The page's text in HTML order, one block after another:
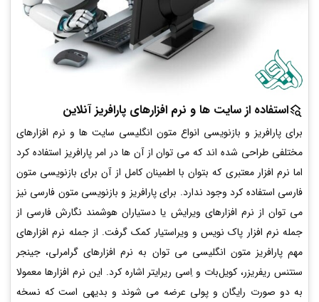
استفاده از سایت ها و نرم افزارهای پارافریز آنلاین
برای پارافریز و بازنویسی انواع متون انگلیسی سایت ها و نرم افزارهای
مختلفی طراحی شده اند که می توان از آن ها در امر پارافریز استفاده کرد
اما نرم افزار معتبری که بتوان با اطمینان کامل از آن برای بازنویسی متون
فارسی استفاده کرد وجود ندارد. برای پارافریز و بازنویسی متون فارسی نیز
می توان از نرم افزارهای ویرایش یا دستیاران هوشمند نگارش فارسی از
جمله نرم افزار پاک نویس و ویراستیار کمک گرفت. از جمله نرم افزارهای
مهم پارافریز متون انگلیسی می توان به نرم افزارهای گرامرلی، جینجر
سنتنس ریفریزر، کویل‌بات و اِسی ریرایتر اشاره کرد. این نرم افزارها معمولا
به دو صورت رایگان و پولی عرضه می شوند و بدیهی است که نسخه